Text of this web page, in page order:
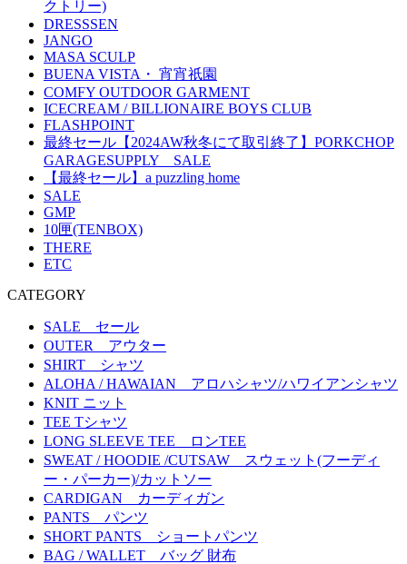
クトリー)
DRESSSEN
JANGO
MASA SCULP
BUENA VISTA・ 宵宵祇園
COMFY OUTDOOR GARMENT
ICECREAM / BILLIONAIRE BOYS CLUB
FLASHPOINT
最終セール【2024AW秋冬にて取引終了】PORKCHOP
GARAGESUPPLY SALE
【最終セール】a puzzling home
SALE
GMP
10匣(TENBOX)
THERE
ETC
CATEGORY
SALE セール
OUTER アウター
SHIRT シャツ
ALOHA / HAWAIAN アロハシャツ/ハワイアンシャツ
KNIT ニット
TEE Tシャツ
LONG SLEEVE TEE ロンTEE
SWEAT / HOODIE /CUTSAW スウェット(フーディ
ー・パーカー)/カットソー
CARDIGAN カーディガン
PANTS パンツ
SHORT PANTS ショートパンツ
BAG / WALLET バッグ 財布